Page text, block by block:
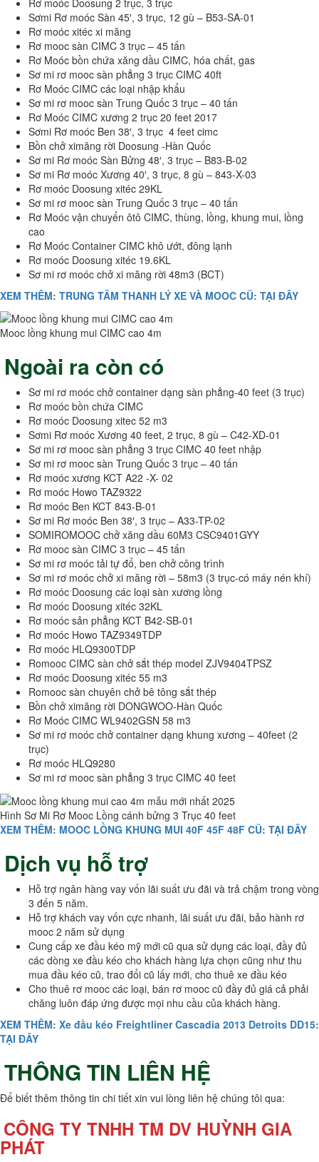
Sơmi Rơ moóc Sàn 45′, 3 trục, 12 gù – B53-SA-01
Rơ moóc xitéc xi măng
Rơ mooc sàn CIMC 3 trục – 45 tấn
Rơ Moóc bồn chứa xăng dầu CIMC, hóa chất, gas
Sơ mi rơ mooc sàn phẳng 3 trục CIMC 40ft
Rơ Moóc CIMC các loại nhập khẩu
Sơ mi rơ mooc sàn Trung Quốc 3 trục – 40 tấn
Rơ Moóc CIMC xương 2 trục 20 feet 2017
Sơmi Rơ moóc Ben 38′, 3 trục 4 feet cimc
Bồn chở ximăng rời Doosung -Hàn Quốc
Sơ mi Rơ moóc Sàn Bửng 48′, 3 trục – B83-B-02
Sơ mi Rơ moóc Xương 40′, 3 trục, 8 gù – 843-X-03
Rơ moóc Doosung xitéc 29KL
Sơ mi rơ mooc sàn Trung Quốc 3 trục – 40 tấn
Rơ Moóc vận chuyển ôtô CIMC, thùng, lồng, khung mui, lồng
cao
Rơ Moóc Container CIMC khô ướt, đông lạnh
Rơ moóc Doosung xitéc 19.6KL
Sơ mi rơ moóc chở xi măng rời 48m3 (BCT)
XEM THÊM: TRUNG TÂM THANH LÝ XE VÀ MOOC CŨ: TẠI ĐÂY
Mooc lồng khung mui CIMC cao 4m
Ngoài ra còn có
Sơ mi rơ moóc chở container dạng sàn phẳng-40 feet (3 trục)
Rơ moóc bồn chứa CIMC
Rơ moóc Doosung xitec 52 m3
Sơmi Rơ moóc Xương 40 feet, 2 trục, 8 gù – C42-XD-01
Sơ mi rơ mooc sàn phẳng 3 trục CIMC 40 feet nhập
Sơ mi rơ mooc sàn Trung Quốc 3 trục – 40 tấn
Rơ moóc xương KCT A22 -X- 02
Rơ moóc Howo TAZ9322
Rơ moóc Ben KCT 843-B-01
Sơ mi Rơ moóc Ben 38′, 3 trục – A33-TP-02
SOMIROMOOC chở xăng dầu 60M3 CSC9401GYY
Rơ mooc sàn CIMC 3 trục – 45 tấn
Sơ mi rơ moóc tải tự đổ, ben chở công trình
Sơ mi rơ moóc chở xi măng rời – 58m3 (3 trục-có máy nén khí)
Rơ moóc Doosung các loại sàn xương lồng
Rơ moóc Doosung xitéc 32KL
Rơ moóc sản phẳng KCT B42-SB-01
Rơ moóc Howo TAZ9349TDP
Rơ moóc HLQ9300TDP
Romooc CIMC sàn chở sắt thép model ZJV9404TPSZ
Rơ moóc Doosung xitéc 55 m3
Romooc sàn chuyên chở bê tông sắt thép
Bồn chở ximăng rời DONGWOO-Hàn Quốc
Rơ Moóc CIMC WL9402GSN 58 m3
Sơ mi rơ moóc chở container dạng khung xương – 40feet (2
trục)
Rơ moóc HLQ9280
Sơ mi rơ mooc sàn phẳng 3 trục CIMC 40 feet
Hình Sơ Mi Rơ Mooc Lồng cánh bửng 3 Trục 40 feet
XEM THÊM: MOOC LỒNG KHUNG MUI 40F 45F 48F CŨ: TẠI ĐÂY
Dịch vụ hỗ trợ
Hỗ trợ ngân hàng vay vốn lãi suất ưu đãi và trả chậm trong vòng
3 đến 5 năm.
Hỗ trợ khách vay vốn cực nhanh, lãi suất ưu đãi, bảo hành rơ
mooc 2 năm sử dụng
Cung cấp xe đầu kéo mỹ mới cũ qua sử dụng các loại, đầy đủ
các dòng xe đầu kéo cho khách hàng lựa chọn cũng như thu
mua đầu kéo cũ, trao đổi cũ lấy mới, cho thuê xe đầu kéo
Cho thuê rơ mooc các loại, bán rơ mooc cũ đầy đủ giá cả phải
chăng luôn đáp ứng được mọi nhu cầu của khách hàng.
XEM THÊM: Xe đầu kéo Freightliner Cascadia 2013 Detroits DD15:
TẠI ĐÂY
THÔNG TIN LIÊN HỆ
Để biết thêm thông tin chi tiết xin vui lòng liên hệ chúng tôi qua:
CÔNG TY TNHH TM DV HUỲNH GIA
PHÁT